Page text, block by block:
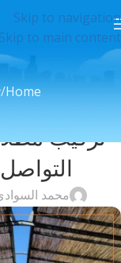
Skip to navigation
Skip to main content
Home
تركيب
التواصل معنا:
محمد